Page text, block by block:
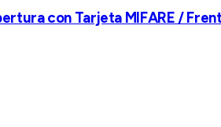
con Tarjeta MIFARE /